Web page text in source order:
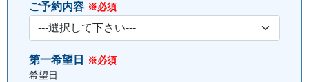
ご予約内容 ※必須
第一希望日
※必須
希望日